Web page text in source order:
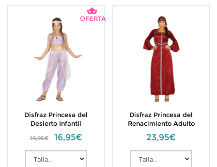
Disfraz Princesa del
Desierto Infantil
19,95€ 16,95€
OFERTA
Disfraz Princesa del
Renacimiento Adulto
23,95€